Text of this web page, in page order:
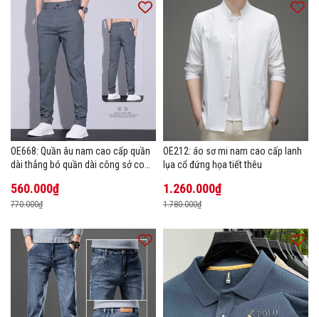
OE668: Quần âu nam cao cấp quần
dài thẳng bó quần dài công sở co
560.000₫
770.000₫
OE212: áo sơ mi nam cao cấp lanh
lụa cổ đứng họa tiết thêu
1.260.000₫
1.780.000₫